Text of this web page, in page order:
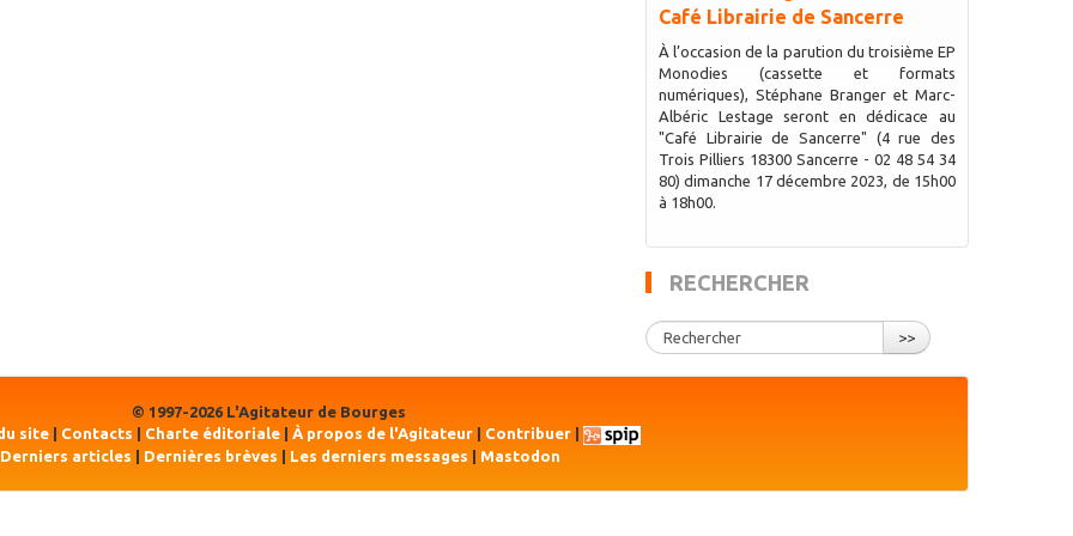
Café Librairie de Sancerre
À l’occasion de la parution du troisième EP
Monodies (cassette et formats
numériques), Stéphane Branger et Marc-
Albéric Lestage seront en dédicace au
"Café Librairie de Sancerre" (4 rue des
Trois Pilliers 18300 Sancerre - 02 48 54 34
80) dimanche 17 décembre 2023, de 15h00
à 18h00.
RECHERCHER
>>
© 1997-2026 L'Agitateur de Bourges
site Contacts Charte éditoriale À propos de l'Agitateur Contribuer
Derniers articles | Dernières brèves | Les derniers messages | Mastodon